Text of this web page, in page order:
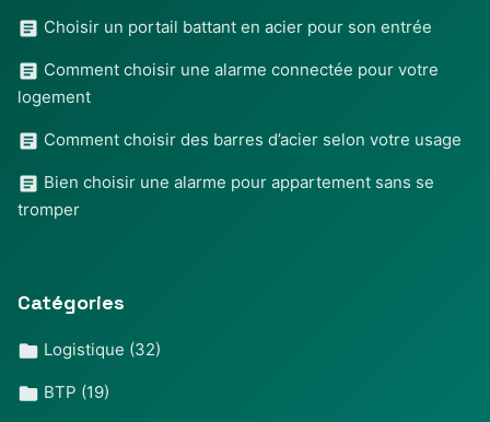
Choisir un portail battant en acier pour son entrée
Comment choisir une alarme connectée pour votre
logement
Comment choisir des barres d’acier selon votre usage
Bien choisir une alarme pour appartement sans se
tromper
Catégories
Logistique (32)
BTP (19)